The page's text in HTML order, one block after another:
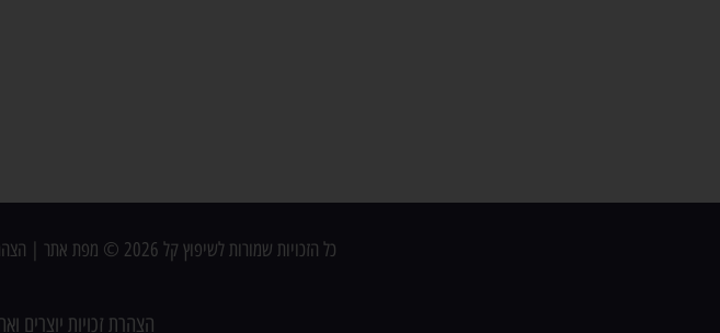
כל הזכויות שמורות לשיפוץ קל 2026 © מפת אתר |
הצהרת זכויות יוצרים